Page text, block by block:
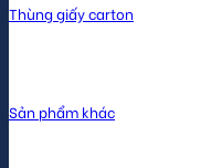
Thùng giấy carton
Sản phẩm khác